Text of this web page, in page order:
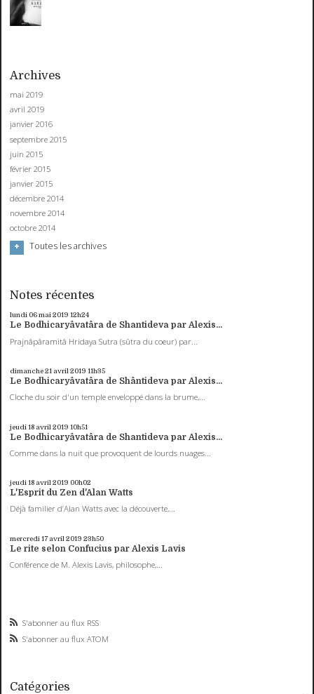
Archives
mai 2019
avril 2019
janvier 2016
septembre 2015
juin 2015
février 2015
janvier 2015
décembre 2014
novembre 2014
octobre 2014
Toutes les archives
Notes récentes
lundi 06mai 2019 12h24
Le Bodhicaryâvatâra de Shantideva par Alexis...
Prajnâpâramitâ Hridaya Sutra (sûtra du coeur) par...
dimanche 21 avril 2019 11h35
Le Bodhicaryâvatâra de Shântideva par Alexis...
Cloche du soir d'un temple enveloppé dans la brume,...
jeudi 18 avril 2019 10h51
Le Bodhicaryâvatâra de Shantideva par Alexis...
Comme dans la nuit que provoquent de lourds nuages...
jeudi 18 avril 2019 00h02
L'Esprit du Zen d'Alan Watts
Déjà familier d’Alan Watts avec la découverte,...
mercredi 17 avril 2019 23h50
Le rite selon Confucius par Alexis Lavis
Conférence de M. Alexis Lavis, philosophe,...
S'abonner au flux RSS
S'abonner au flux ATOM
Catégories